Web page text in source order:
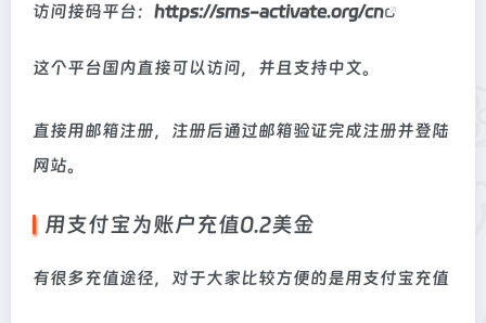
访问接码平台： https://sms-activate.org/cn
这个平台国内直接可以访问，并且支持中文。
直接用邮箱注册，注册后通过邮箱验证完成注册并登陆
网站。
用支付宝为账户充值0.2美金
有很多充值途径，对于大家比较方便的是用支付宝充值